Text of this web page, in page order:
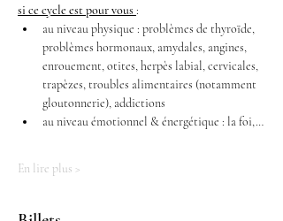
si ce cycle est pour vous :
au niveau physique : problèmes de thyroïde,
problèmes hormonaux, amydales, angines,
enrouement, otites, herpès labial, cervicales,
trapèzes, troubles alimentaires (notamment
gloutonnerie), addictions
au niveau émotionnel & énergétique : la foi,…
En lire plus >